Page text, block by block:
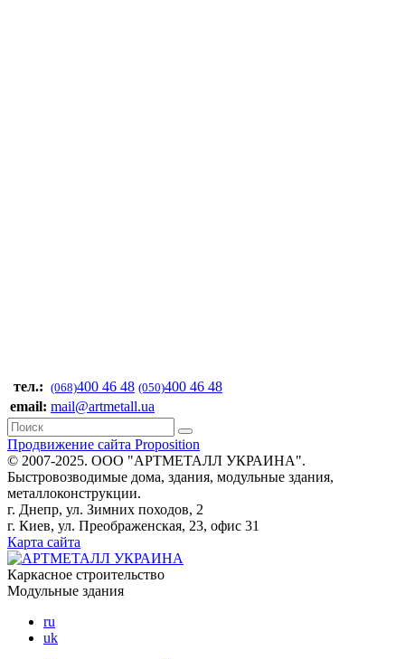
тел.: (068)400 46 48 (050)400 46 48
email: mail@artmetall.ua
Продвижение сайта Proposition
© 2007-2025. ООО "AРТМЕТАЛЛ УКРАИНА".
Быстровозводимые дома, здания, модульные здания,
металлоконструкции.
г. Днепр, ул. Зимних походов, 2
г. Киев, ул. Преображенская, 23, офис 31
Карта сайта
Каркасное строительство
Модульные здания
ru
uk